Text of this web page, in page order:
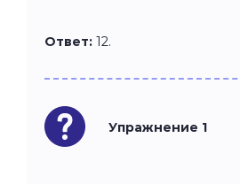
Ответ: 12.
Упражнение 1